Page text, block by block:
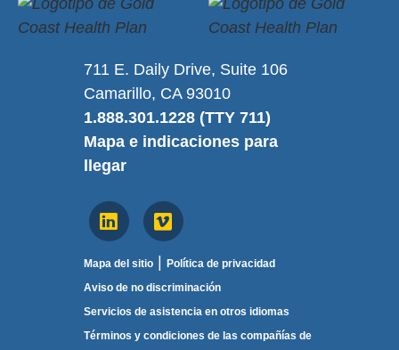
711 E. Daily Drive, Suite 106
Camarillo, CA 93010
1.888.301.1228 (TTY 711)
Mapa e indicaciones para
llegar
Mapa del sitio
Política de privacidad
Aviso de no discriminación
Servicios de asistencia en otros idiomas
Términos y condiciones de las compañías de